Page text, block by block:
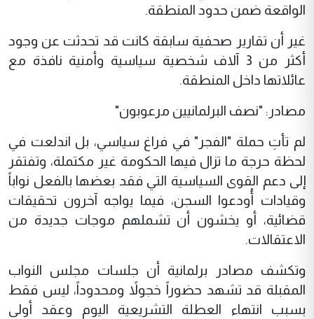
الواقعة ضمن حدود المنطقة.
غير أن تقارير صحفية سابقة كانت قد تحدثت عن وجود
أكثر من 3 آلاف شخصية سياسية وأمنية نافذة مع
عائلاتها داخل المنطقة.
مصادر: "نصف البرلمانيين مرعوبون"
لم تأتِ حملة "الفجر" في فراغ سياسي، بل اندلعت في
لحظة حرجة ما تزال فيها الحكومة غير مكتملة، وتفتقر
إلى دعم القوى السياسية التي فقد بعضها بالفعل نواباً
وقيادات أُودعوا السجن، فيما يواجه آخرون تحقيقات
قضائية، أو يخشون أن تشملهم موجات جديدة من
الاعتقالات.
وتكشف مصادر برلمانية أن جلسات مجلس النواب
المقبلة قد تشهد حضوراً خجولاً ومحدوداً، ليس فقط
بسبب انتهاء العطلة التشريعية اليوم وعقد أولى